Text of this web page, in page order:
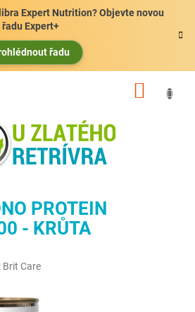
Expert Nutrition? Objevte novou
řadu Expert+
řadu
PROTEIN
- KRŮTA
Brit Care